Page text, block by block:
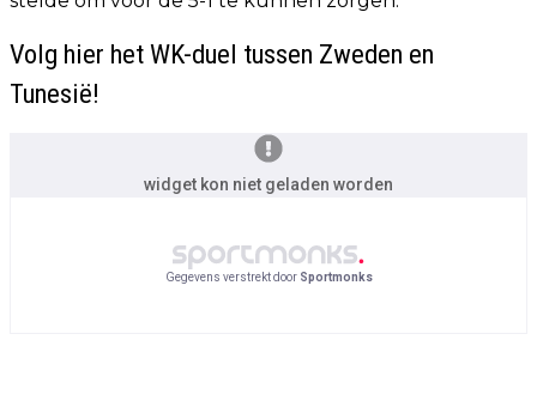
Volg hier het WK-duel tussen Zweden en
Tunesië!
widget kon niet geladen worden
Gegevens verstrekt door Sportmonks